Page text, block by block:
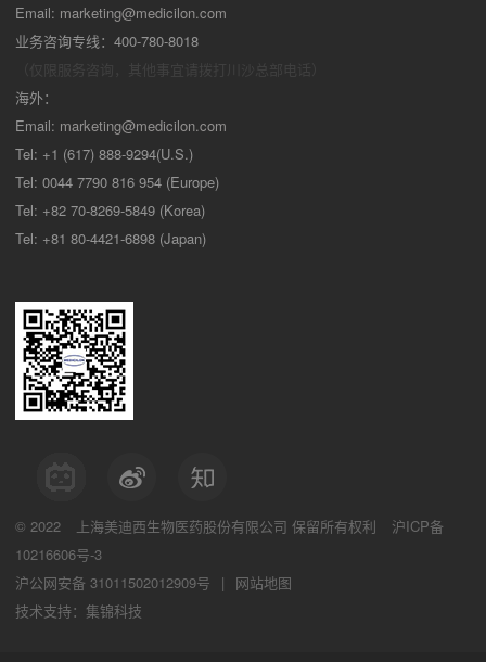
Email: marketing@medicilon.com
业务咨询专线：400-780-8018
海外：
Email: marketing@medicilon.com
Tel: +1 (617) 888-9294(U.S.)
Tel: 0044 7790 816 954 (Europe)
Tel: +82 70-8269-5849 (Korea)
Tel: +81 80-4421-6898 (Japan)
© 2022 上海美迪西生物医药股份有限公司 保留所有权利
沪ICP备
10216606号-3
沪公网安备 31011502012909号
|
网站地图
技术支持：集锦科技